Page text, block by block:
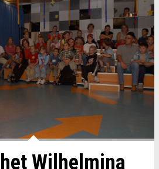
Wilhelmina